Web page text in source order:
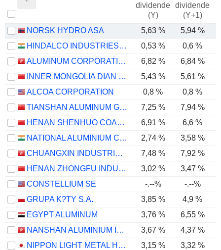
dividende
(Y)
dividende
(Y+1)
NORSK HYDRO ASA 5,63 %
5,94 %
HINDALCO INDUSTRIES LIMITED
0,53 % 0,6 %
ALUMINUM CORPORATION OF CHINA LIMITED
6,82 %
6,84 %
INNER MONGOLIA DIAN TOU ENERGY CORPORATION LIMITED
5,43 % 5,61 %
ALCOA CORPORATION
0,8 %
0,8 %
TIANSHAN ALUMINUM GROUP CO.,LTD
7,25 %
7,94 %
HENAN SHENHUO COAL INDUSTRY AND ELECTRICITY POWER CO. LTD
6,91 %
6,6 %
NATIONAL ALUMINIUM COMPANY LIMITED
2,74 %
3,58 %
CHUANGXIN INDUSTRIES HOLDINGS LIMITED
7,48 %
7,92 %
HENAN ZHONGFU INDUSTRIAL CO.,LTD
3,02 %
3,47 %
CONSTELLIUM SE
-.--%
-.--%
GRUPA K?TY S.A.
3,85 % 4,9 %
EGYPT ALUMINUM
3,76 %
6,55 %
NANSHAN ALUMINIUM INTERNATIONAL HOLDINGS LIMITED
3,67 %
4,37 %
NIPPON LIGHT METAL HOLDINGS COMPANY, LTD.
3,15 % 3,32 %